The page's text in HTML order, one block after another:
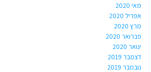
מאי 2020
אפריל 2020
מרץ 2020
פברואר 2020
ינואר 2020
דצמבר 2019
נובמבר 2019